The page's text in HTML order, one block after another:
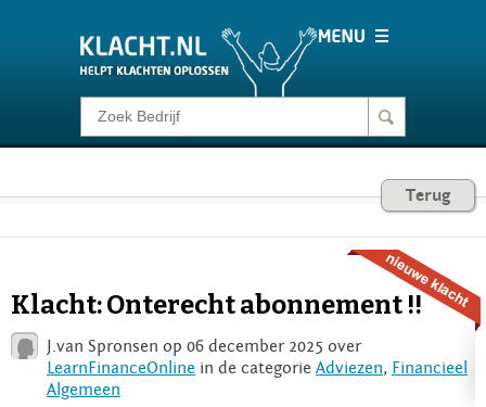
Klacht melden
Consumentenrecht
Login
Terug
Klacht: Onterecht abonnement !!
J.van Spronsen op 06 december 2025 over
LearnFinanceOnline in de categorie Adviezen, Financieel
Algemeen